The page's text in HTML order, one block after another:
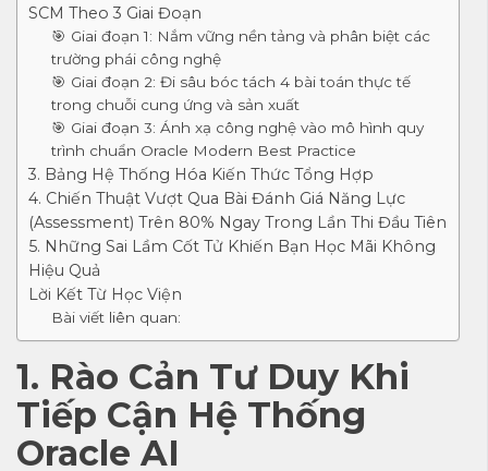
SCM Theo 3 Giai Đoạn
🎯 Giai đoạn 1: Nắm vững nền tảng và phân biệt các
trường phái công nghệ
🎯 Giai đoạn 2: Đi sâu bóc tách 4 bài toán thực tế
trong chuỗi cung ứng và sản xuất
🎯 Giai đoạn 3: Ánh xạ công nghệ vào mô hình quy
trình chuẩn Oracle Modern Best Practice
3. Bảng Hệ Thống Hóa Kiến Thức Tổng Hợp
4. Chiến Thuật Vượt Qua Bài Đánh Giá Năng Lực
(Assessment) Trên 80% Ngay Trong Lần Thi Đầu Tiên
5. Những Sai Lầm Cốt Tử Khiến Bạn Học Mãi Không
Hiệu Quả
Lời Kết Từ Học Viện
Bài viết liên quan:
1. Rào Cản Tư Duy Khi
Tiếp Cận Hệ Thống
Oracle AI